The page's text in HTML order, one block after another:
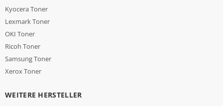
Kyocera Toner
Lexmark Toner
OKI Toner
Ricoh Toner
Samsung Toner
Xerox Toner
WEITERE HERSTELLER